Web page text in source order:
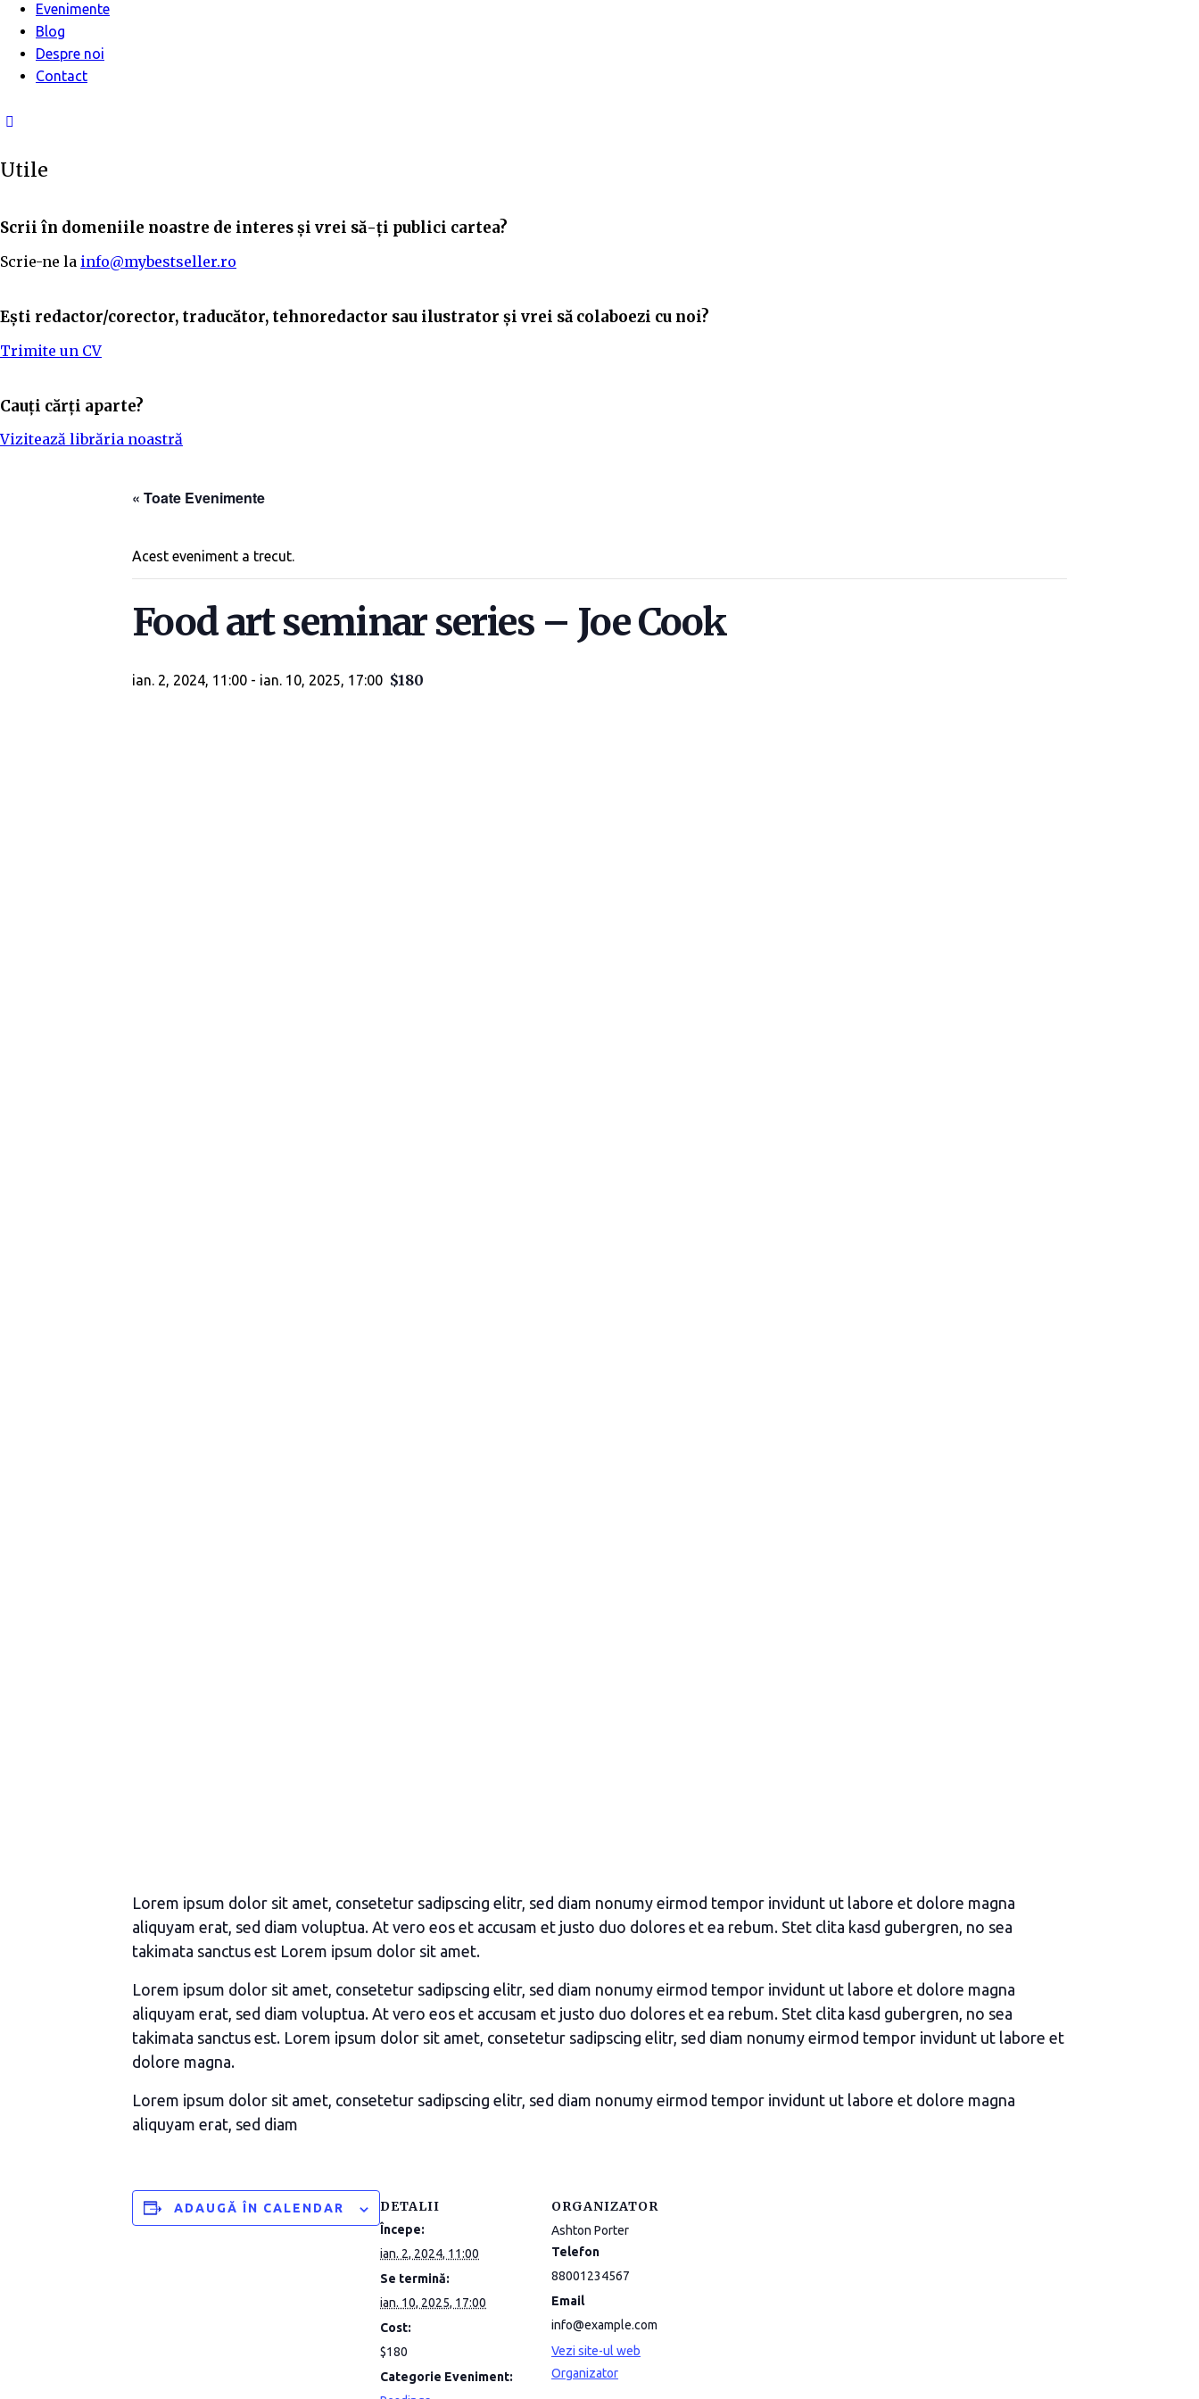
Evenimente
Blog
Despre noi
Contact
Utile
Scrii în domeniile noastre de interes și vrei să-ți publici cartea?
Scrie-ne la info@mybestseller.ro
Ești redactor/corector, traducător, tehnoredactor sau ilustrator și vrei să colaboezi cu noi?
Trimite un CV
Cauți cărți aparte?
Vizitează librăria noastră
« Toate Evenimente
Acest eveniment a trecut.
Food art seminar series – Joe Cook
ian. 2, 2024, 11:00 - ian. 10, 2025, 17:00 $180
Lorem ipsum dolor sit amet, consetetur sadipscing elitr, sed diam nonumy eirmod tempor invidunt ut labore et dolore magna
aliquyam erat, sed diam voluptua. At vero eos et accusam et justo duo dolores et ea rebum. Stet clita kasd gubergren, no sea
takimata sanctus est Lorem ipsum dolor sit amet.
Lorem ipsum dolor sit amet, consetetur sadipscing elitr, sed diam nonumy eirmod tempor invidunt ut labore et dolore magna
aliquyam erat, sed diam voluptua. At vero eos et accusam et justo duo dolores et ea rebum. Stet clita kasd gubergren, no sea
takimata sanctus est. Lorem ipsum dolor sit amet, consetetur sadipscing elitr, sed diam nonumy eirmod tempor invidunt ut labore et
dolore magna.
Lorem ipsum dolor sit amet, consetetur sadipscing elitr, sed diam nonumy eirmod tempor invidunt ut labore et dolore magna
aliquyam erat, sed diam
ADAUGĂ ÎN CALENDAR DETALII
Începe:
ian. 2, 2024, 11:00
Se termină:
ian. 10, 2025, 17:00
Cost:
$180
Categorie Eveniment:
ORGANIZATOR
Ashton Porter
Telefon
88001234567
Email
info@example.com
Vezi site-ul web
Organizator